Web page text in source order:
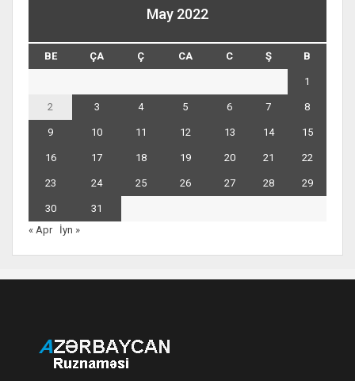
May 2022
BE ÇA Ç CA C Ş B
1
2 3 4 5 6 7 8
9 10 11 12 13 14 15
16 17 18 19 20 21 22
23 24 25 26 27 28 29
30
31
« Apr
İyn »